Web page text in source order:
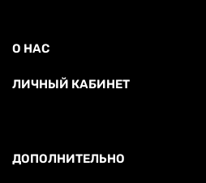
О НАС
ЛИЧНЫЙ КАБИНЕТ
ДОПОЛНИТЕЛЬНО